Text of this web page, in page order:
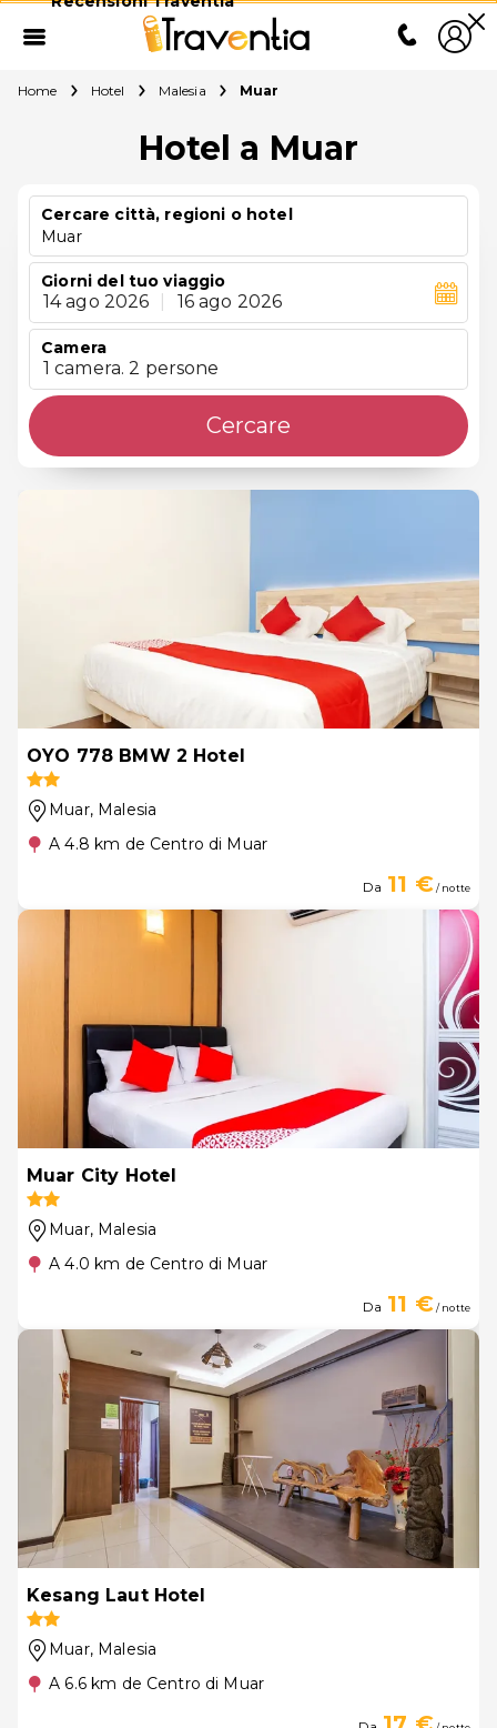
Home Hotel Malesia Muar
Hotel a Muar
Cercare città, regioni o hotel
Muar
Giorni del tuo viaggio
14 ago 2026 16 ago 2026
Camera
1 camera. 2 persone
Cercare
OYO 778 BMW 2 Hotel
Muar, Malesia
A 4.8 km de Centro di Muar
Da 11 €/ notte
Muar City Hotel
Muar, Malesia
A 4.0 km de Centro di Muar
Da 11 €/ notte
Kesang Laut Hotel
Muar, Malesia
A 6.6 km de Centro di Muar